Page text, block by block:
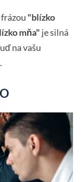
"blízko
mňa" je silná
na vašu